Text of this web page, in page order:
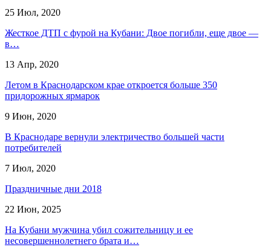
25 Июл, 2020
Жесткое ДТП с фурой на Кубани: Двое погибли, еще двое —
в…
13 Апр, 2020
Летом в Краснодарском крае откроется больше 350
придорожных ярмарок
9 Июн, 2020
В Краснодаре вернули электричество большей части
потребителей
7 Июл, 2020
Праздничные дни 2018
22 Июн, 2025
На Кубани мужчина убил сожительницу и ее
несовершеннолетнего брата и…